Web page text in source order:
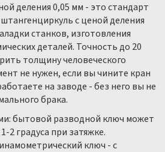
деления 0,05 мм - это стандарт
с ценой деления
станков, изготовления
деталей. Точность до 20
толщину человеческого
не нужен, если вы чините кран
на заводе - без него вы не
брака.
бытовой разводной ключ может
2 градуса при затяжке.
ключ - с